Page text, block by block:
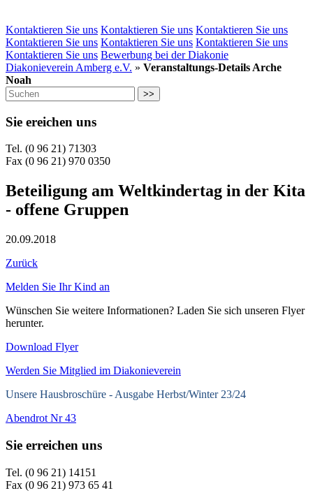
Kontaktieren Sie uns Kontaktieren Sie uns Kontaktieren Sie uns
Kontaktieren Sie uns Kontaktieren Sie uns Kontaktieren Sie uns
Kontaktieren Sie uns Bewerbung bei der Diakonie
Diakonieverein Amberg e.V. » Veranstaltungs-Details Arche
Noah
>>
Sie ereichen uns
Tel. (0 96 21) 71303
Fax (0 96 21) 970 0350
Beteiligung am Weltkindertag in der Kita
- offene Gruppen
20.09.2018
Zurück
Melden Sie Ihr Kind an
Wünschen Sie weitere Informationen? Laden Sie sich unseren Flyer
herunter.
Download Flyer
Werden Sie Mitglied im Diakonieverein
Unsere Hausbroschüre - Ausgabe Herbst/Winter 23/24
Abendrot Nr 43
Sie erreichen uns
Tel. (0 96 21) 14151
Fax (0 96 21) 973 65 41